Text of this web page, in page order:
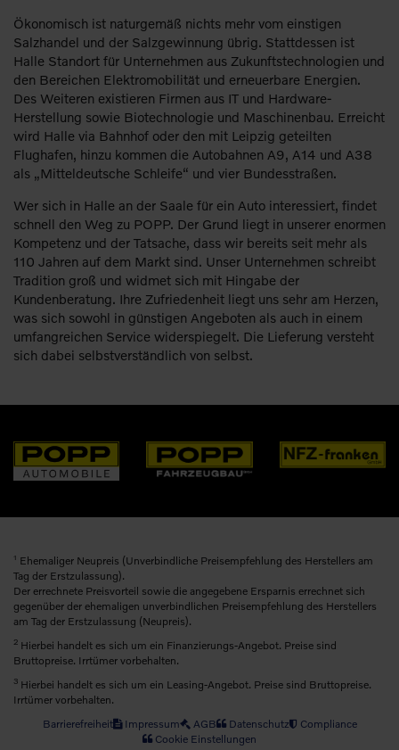
Ökonomisch ist naturgemäß nichts mehr vom einstigen
Salzhandel und der Salzgewinnung übrig. Stattdessen ist
Halle Standort für Unternehmen aus Zukunftstechnologien und
den Bereichen Elektromobilität und erneuerbare Energien.
Des Weiteren existieren Firmen aus IT und Hardware-
Herstellung sowie Biotechnologie und Maschinenbau. Erreicht
wird Halle via Bahnhof oder den mit Leipzig geteilten
Flughafen, hinzu kommen die Autobahnen A9, A14 und A38
als „Mitteldeutsche Schleife“ und vier Bundesstraßen.
Wer sich in Halle an der Saale für ein Auto interessiert, findet
schnell den Weg zu POPP. Der Grund liegt in unserer enormen
Kompetenz und der Tatsache, dass wir bereits seit mehr als
110 Jahren auf dem Markt sind. Unser Unternehmen schreibt
Tradition groß und widmet sich mit Hingabe der
Kundenberatung. Ihre Zufriedenheit liegt uns sehr am Herzen,
was sich sowohl in günstigen Angeboten als auch in einem
umfangreichen Service widerspiegelt. Die Lieferung versteht
sich dabei selbstverständlich von selbst.
1 Ehemaliger Neupreis (Unverbindliche Preisempfehlung des Herstellers am
Tag der Erstzulassung).
Der errechnete Preisvorteil sowie die angegebene Ersparnis errechnet sich
gegenüber der ehemaligen unverbindlichen Preisempfehlung des Herstellers
am Tag der Erstzulassung (Neupreis).
2 Hierbei handelt es sich um ein Finanzierungs-Angebot. Preise sind
Bruttopreise. Irrtümer vorbehalten.
3 Hierbei handelt es sich um ein Leasing-Angebot. Preise sind Bruttopreise.
Irrtümer vorbehalten.
Barrierefreiheit
Impressum AGB Datenschutz
Compliance
Cookie Einstellungen